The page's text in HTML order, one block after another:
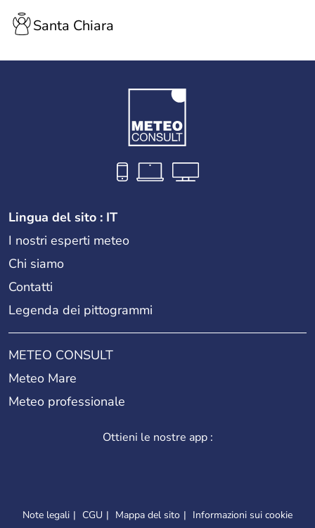
Santa Chiara
Lingua del sito : IT
I nostri esperti meteo
Chi siamo
Contatti
Legenda dei pittogrammi
METEO CONSULT
Meteo Mare
Meteo professionale
Ottieni le nostre app :
Note legali CGU Mappa del sito Informazioni sui cookie